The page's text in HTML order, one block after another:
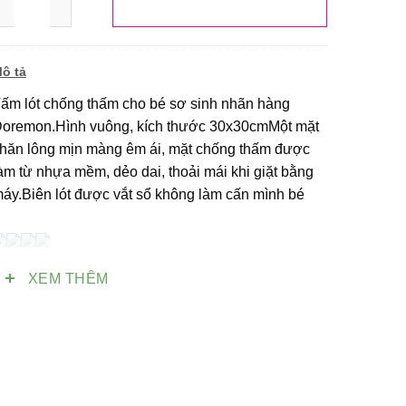
tả
lót chống thấm cho bé sơ sinh nhãn hàng
vuông, kích thước 30x30cmMột mặt
lông mịn màng êm ái, mặt chống thấm được
từ nhựa mềm, dẻo dai, thoải mái khi giặt bằng
lót được vắt sổ không làm cấn mình bé
XEM THÊM